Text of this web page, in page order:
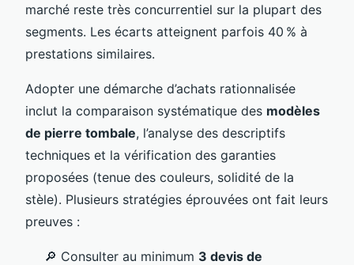
marché reste très concurrentiel sur la plupart des
segments. Les écarts atteignent parfois 40 % à
prestations similaires.
Adopter une démarche d’achats rationnalisée
inclut la comparaison systématique des modèles
de pierre tombale, l’analyse des descriptifs
techniques et la vérification des garanties
proposées (tenue des couleurs, solidité de la
stèle). Plusieurs stratégies éprouvées ont fait leurs
preuves :
🔎 Consulter au minimum 3 devis de